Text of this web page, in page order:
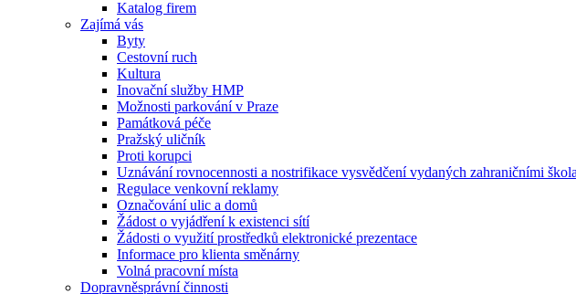
Katalog firem
Zajímá vás
Byty
Cestovní ruch
Kultura
Inovační služby HMP
Možnosti parkování v Praze
Památková péče
Pražský uličník
Proti korupci
Uznávání rovnocennosti a nostrifikace vysvědčení vydaných zahraničními
Regulace venkovní reklamy
Označování ulic a domů
Žádost o vyjádření k existenci sítí
Žádosti o využití prostředků elektronické prezentace
Informace pro klienta směnárny
Volná pracovní místa
Dopravněsprávní činnosti